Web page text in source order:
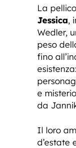
La
Jessica,
Wedler,
peso
fino
esistenza:
e
da
Il loro
d’estate